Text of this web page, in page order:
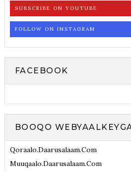
SUBSCRIBE ON YOUTUBE
FOLLOW ON INSTAGRAM
FACEBOOK
BOOQO
Qoraalo.daarusalaam.com
Muuqaalo.daarusalaam.com